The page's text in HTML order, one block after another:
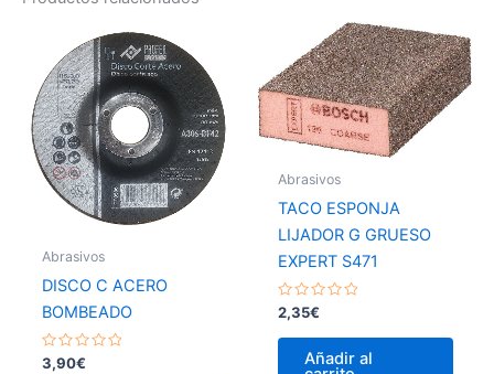
Abrasivos
DISCO C ACERO
BOMBEADO
Valorado
3,90€
Abrasivos
TACO ESPONJA
LIJADOR G GRUESO
EXPERT S471
Valorado
con
0
2,35€
Añadir al